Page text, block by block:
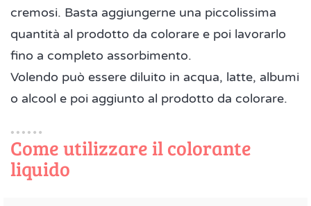
cremosi. Basta aggiungerne una piccolissima
quantità al prodotto da colorare e poi lavorarlo
fino a completo assorbimento.
Volendo può essere diluito in acqua, latte, albumi
o alcool e poi aggiunto al prodotto da colorare.
Come utilizzare il colorante
liquido